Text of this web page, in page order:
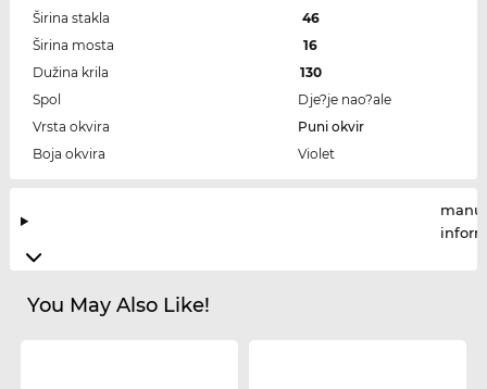
Širina stakla
46
Širina mosta
16
Dužina krila
130
Spol
Dje?je nao?ale
Vrsta okvira
Puni okvir
Boja okvira
Violet
You May Also Like!